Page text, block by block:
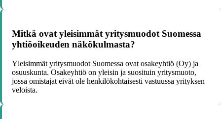
Mitkä ovat yleisimmät yritysmuodot Suomessa
yhtiöoikeuden näkökulmasta?
Yleisimmät yritysmuodot Suomessa ovat osakeyhtiö (Oy) ja
osuuskunta. Osakeyhtiö on yleisin ja suosituin yritysmuoto,
jossa omistajat eivät ole henkilökohtaisesti vastuussa yrityksen
veloista.